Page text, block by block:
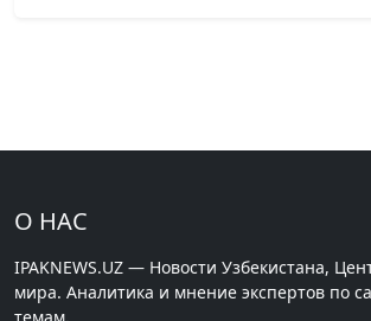
О НАС
IPAKNEWS.UZ — Новости Узбекистана,
мира. Аналитика и мнение экспертов по